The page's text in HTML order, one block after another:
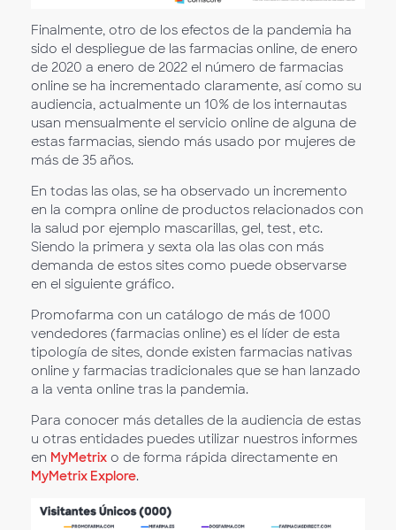
Finalmente, otro de los efectos de la pandemia ha
sido el despliegue de las farmacias online, de enero
de 2020 a enero de 2022 el número de farmacias
online se ha incrementado claramente, así como su
audiencia, actualmente un 10% de los internautas
usan mensualmente el servicio online de alguna de
estas farmacias, siendo más usado por mujeres de
más de 35 años.
En todas las olas, se ha observado un incremento
en la compra online de productos relacionados con
la salud por ejemplo mascarillas, gel, test, etc.
Siendo la primera y sexta ola las olas con más
demanda de estos sites como puede observarse
en el siguiente gráfico.
Promofarma con un catálogo de más de 1000
vendedores (farmacias online) es el líder de esta
tipología de sites, donde existen farmacias nativas
online y farmacias tradicionales que se han lanzado
a la venta online tras la pandemia.
Para conocer más detalles de la audiencia de estas
u otras entidades puedes utilizar nuestros informes
en MyMetrix o de forma rápida directamente en
MyMetrix Explore.